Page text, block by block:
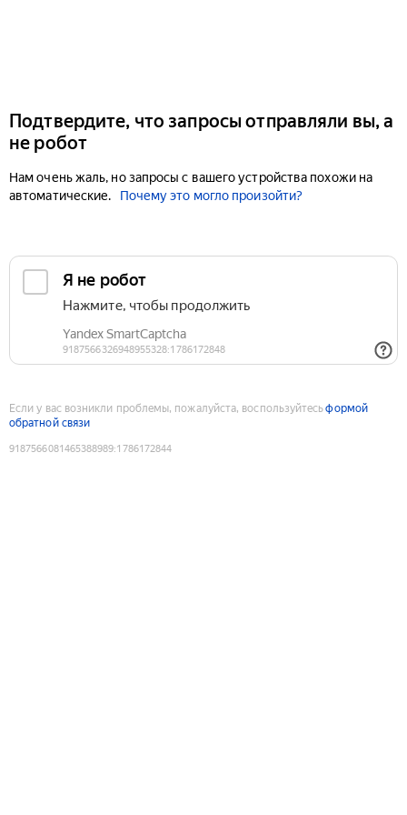
Подтвердите, что запросы отправляли вы, а
не робот
Нам очень жаль, но запросы с вашего устройства похожи на
автоматические.
Почему это могло произойти?
Если у вас возникли проблемы, пожалуйста, воспользуйтесьформой
обратной связи
9187566081465388989:1786172844